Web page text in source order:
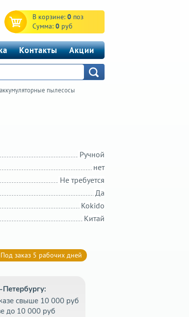
В корзине: 0 поз
Сумма: 0 руб
Контакты Акции
пылесосы
Ручной
нет
Не требуется
Да
Kokido
Китай
Под заказ 5 рабочих дней
свыше 10 000 руб
до 10 000 руб